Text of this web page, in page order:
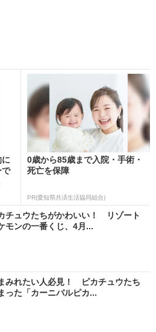
に
0歳から85歳まで入院・手術・
死亡を保障
PR(愛知県共済生活協同組合)
チュウたちがかわいい！ リゾート
モンの一番くじ、4月...
みれたい人必見！ ピカチュウたち
った「カーニバルピカ...